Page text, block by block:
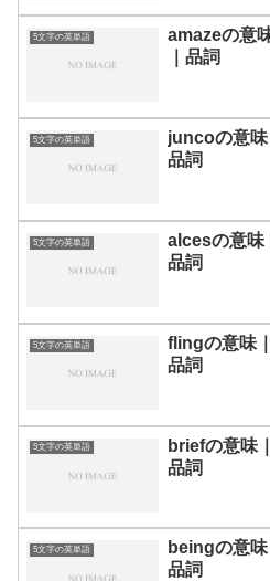
5文字の英単語
amazeの意
｜品詞
5文字の英単語
juncoの意味
品詞
5文字の英単語
alcesの意味
品詞
5文字の英単語
flingの意味
品詞
5文字の英単語
briefの意味
品詞
5文字の英単語
beingの意味
品詞